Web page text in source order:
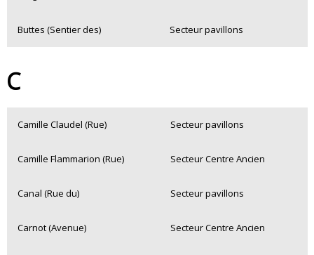
Buttes (Sentier des) Secteur pavillons
C
Camille Claudel (Rue) Secteur pavillons
Camille Flammarion (Rue) Secteur Centre Ancien
Canal (Rue du) Secteur pavillons
Carnot (Avenue) Secteur Centre Ancien